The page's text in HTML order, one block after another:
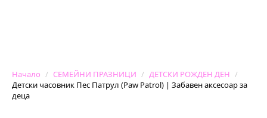
Начало СЕМЕЙНИ ПРАЗНИЦИ
ДЕТСКИ РОЖДЕН ДЕН
Детски часовник Пес Патрул (Paw Patrol) | Забавен аксесоар за
деца